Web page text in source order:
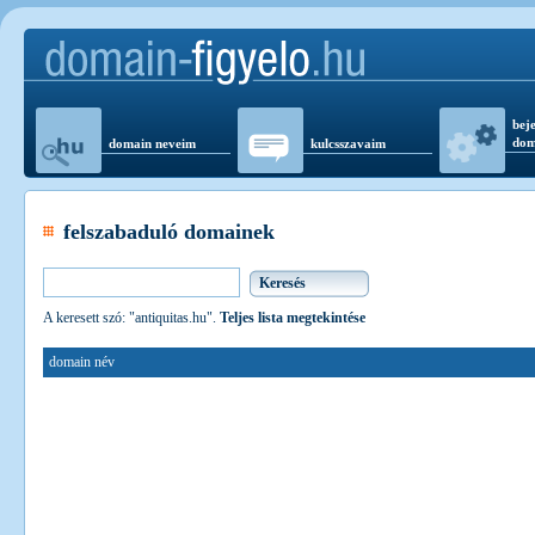
domain neveim kulcsszavaim
felszabaduló domainek
A keresett szó: "antiquitas.hu". Teljes lista megtekintése
domain név